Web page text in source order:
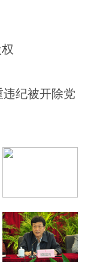
纪被开除党